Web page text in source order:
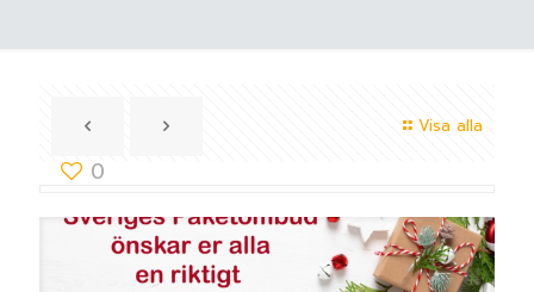
Visa alla
0